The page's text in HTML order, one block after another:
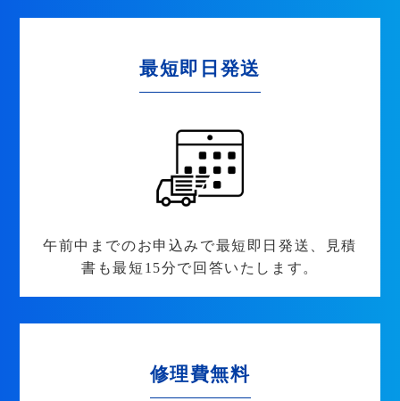
最短即日発送
午前中までのお申込みで最短即日発送、見積
書も最短15分で回答いたします。
修理費無料